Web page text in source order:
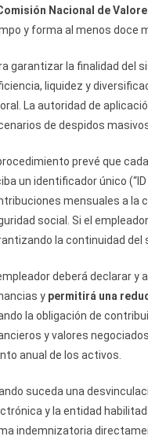
Nacional de
y forma al menos doce
garantizar la finalidad del
liquidez y
La autoridad de
de despidos
prevé que
un identificador único (“ID
mensuales a la
social. Si el
la continuidad del
deberá declarar
y permitirá una
la obligación de
y valores
anual de los activos.
suceda una
y la entidad
indemnizatoria